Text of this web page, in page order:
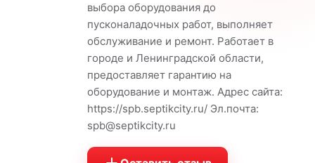
выбора оборудования до
пусконаладочных работ, выполняет
обслуживание и ремонт. Работает в
городе и Ленинградской области,
предоставляет гарантию на
оборудование и монтаж. Адрес сайта:
https://spb.septikcity.ru/ Эл.почта:
spb@septikcity.ru